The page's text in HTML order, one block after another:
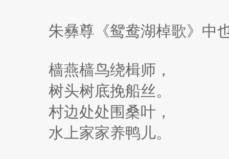
朱彝尊《鸳鸯湖棹歌》中
樯燕樯鸟绕楫师，
树头树底挽船丝。
村边处处围桑叶，
水上家家养鸭儿。